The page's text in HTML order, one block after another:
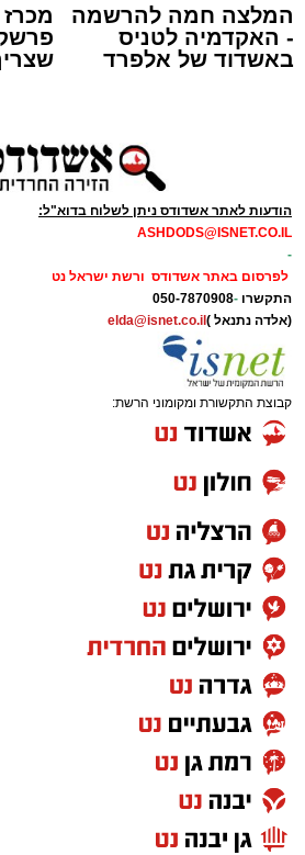
ואכן, כפי שהובטח, לא היה
אלא במעמד של טיש חסידי
לסחוף אליו את ההמונים מעומק
המעמד, שהתקיים ביוזמת
בראשות בעל המנגן ר' דודי
ופנימי, כשלצידו ליד השולחן
שטריימלך, מקהלת "נגינה"
מוזיקלי מורחב. ואכן, בשעות
המשתתפים על גבי צליליה
קודש, כשהם נהנים וחווים
המופת ממיטב חצרות
ויז'ניץ, פיטסבורג, מודז'יץ ועוד.
בהמשך נשא דברים נציג הכלל
יהושע טננהויז, וכן ח"כ הרב
במיוחד לארוע. השניים העלו על
המלצה חמה להרשמה
- האקדמיה לטניס
באשדוד של אלפרד
הודעות לאתר אשדודס ניתן לשלוח בדוא"ל:
ASHDODS@ISNET.CO.IL
-
לפרסום באתר אשדודס ורשת ישראל נט
התקשרו -
050-7870908
(אלדה נתנאל )elda@isnet.co.il
קבוצת התקשורת ומקומוני הרשת: